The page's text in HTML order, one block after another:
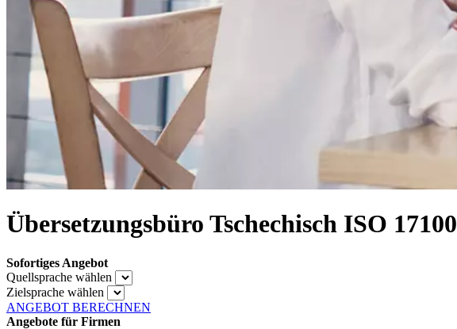
Übersetzungsbüro Tschechisch ISO 17100
Sofortiges Angebot
Quellsprache wählen
Zielsprache wählen
ANGEBOT BERECHNEN
Angebote für Firmen